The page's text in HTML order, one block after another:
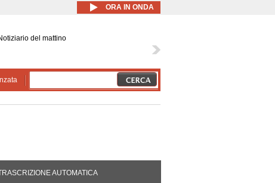
ORA IN ONDA
del mattino
ATTIVA)AUTOMATICA